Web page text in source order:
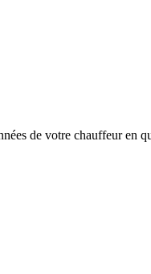
de votre chauffeur en